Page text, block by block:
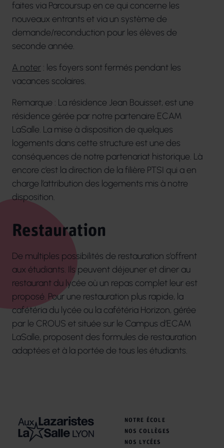
faites via Parcoursup en ce qui concerne les
nouveaux entrants et via un système de
demande/reconduction pour les élèves de
seconde année.
A noter : les foyers sont fermés pendant les
vacances scolaires.
Remarque : La résidence Jean Bouisset, est une
résidence gérée par notre partenaire ECAM
LaSalle. La mise à disposition de quelques
logements dans cette structure est une des
conséquences de notre partenariat historique. Là
encore c’est la direction de la filière PTSI qui a en
charge l’attribution des logements mis à notre
disposition.
Restauration
De multiples possibilités de restauration s’offrent
aux étudiants. Ils peuvent déjeuner et diner au
restaurant du lycée où un repas complet leur est
proposé. Pour une restauration plus rapide, la
cafétéria du lycée ou la cafétéria Horizon, gérée
par le CROUS et située sur le Campus d’ECAM
LaSalle, proposent des formules de restauration
adaptées et à la portée de tous les étudiants.
NOTRE ÉCOLE
NOS COLLÈGES
NOS LYCÉES